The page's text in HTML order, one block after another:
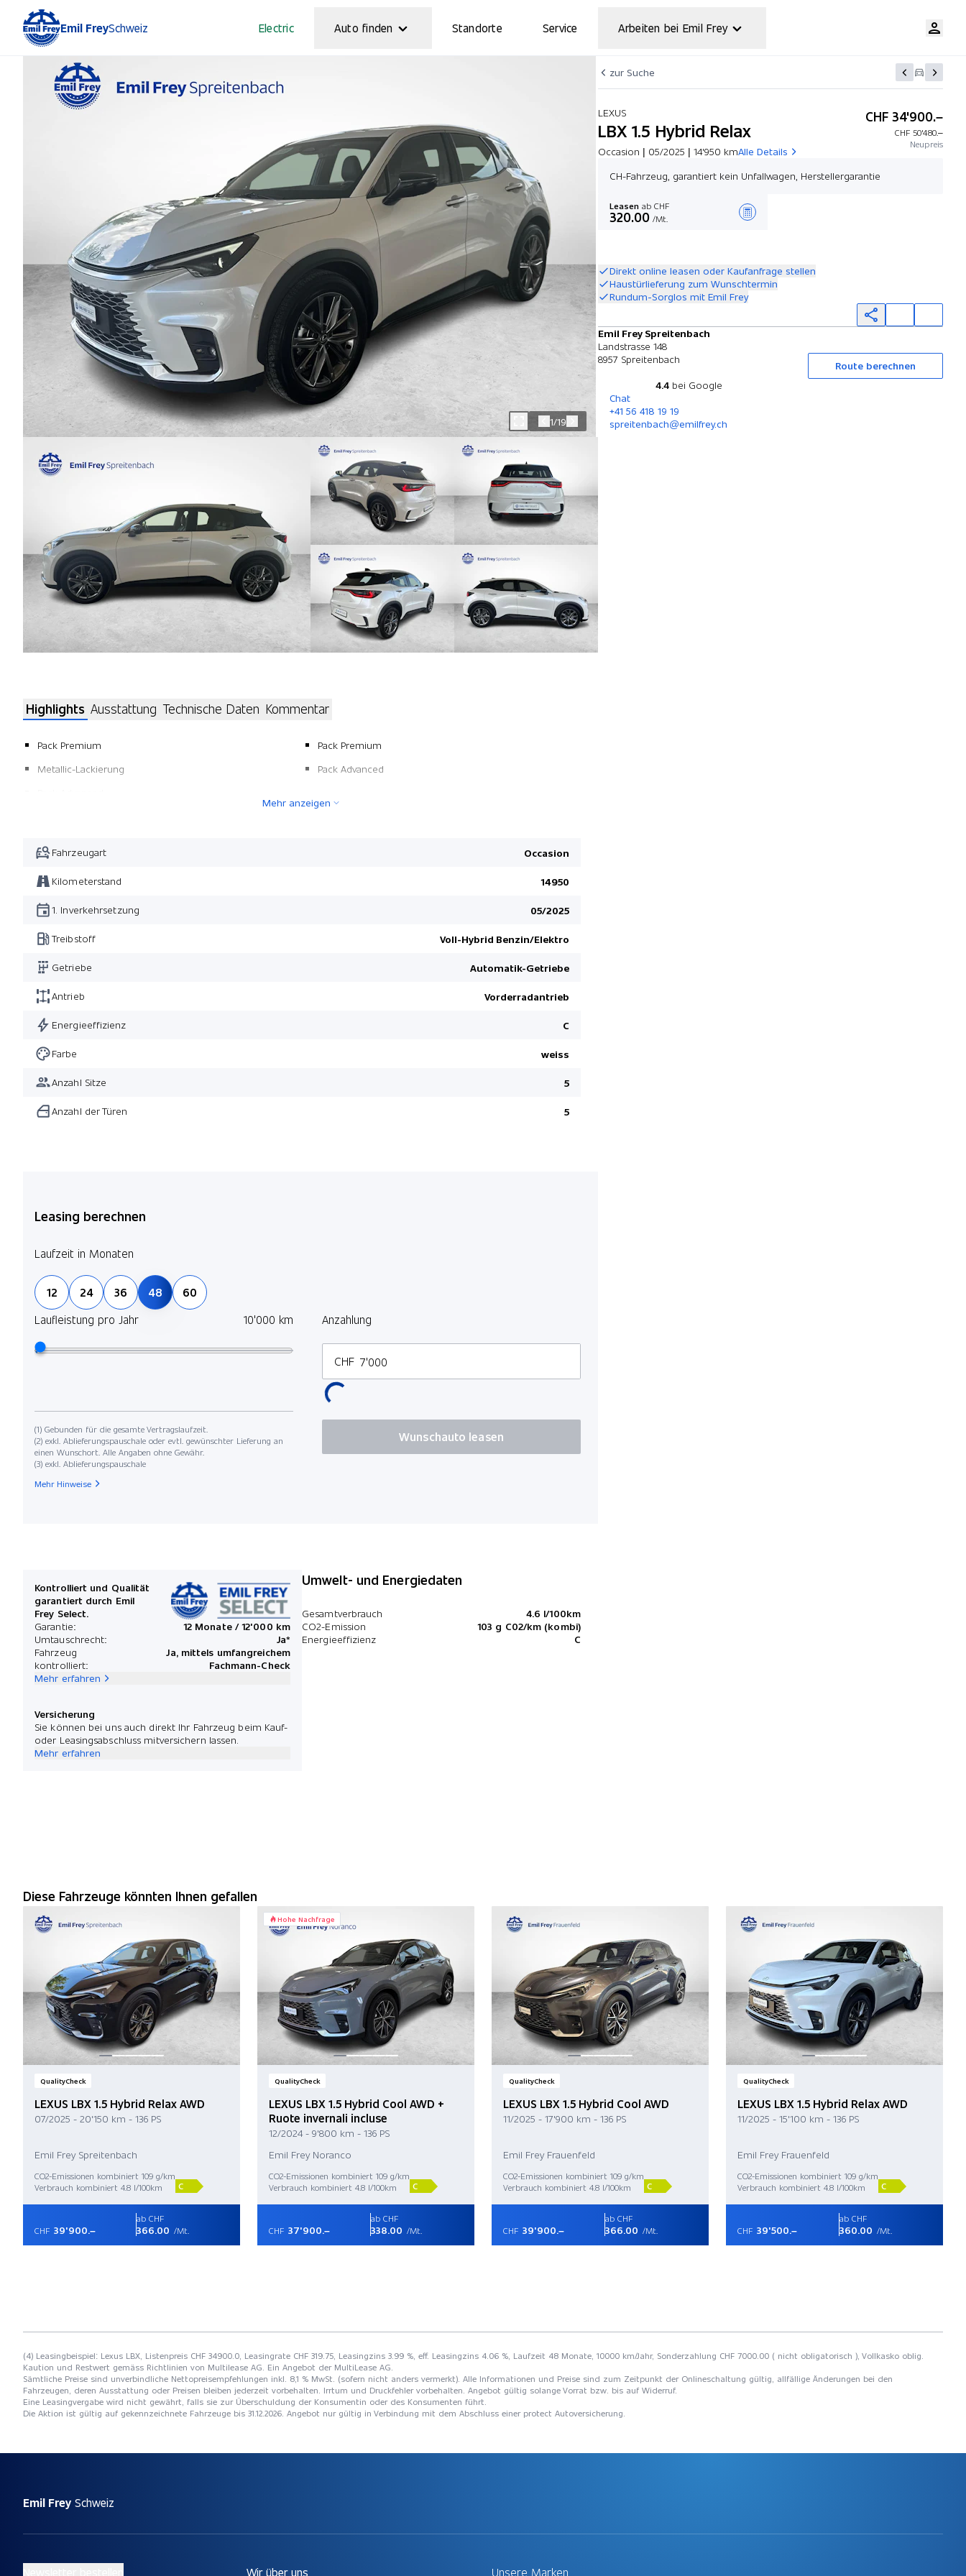
Emil FreySchweiz Electric Auto finden Standorte Service Arbeiten bei Emil Frey
zur Suche
LEXUS
LBX 1.5 Hybrid Relax
Occasion | 05/2025 | 14'950 kmAlle Details
CHF 34'900.–
CHF 50'480.–
Neupreis
CH-Fahrzeug, garantiert kein Unfallwagen, Herstellergarantie
Leasen ab CHF
320.00 /Mt.
Direkt online leasen oder Kaufanfrage stellen
Haustürlieferung zum Wunschtermin
Rundum-Sorglos mit Emil Frey
Emil Frey Spreitenbach
Landstrasse 148
8957 Spreitenbach
Route berechnen
4.4 bei Google
Chat
+41 56 418 19 19
spreitenbach@emilfrey.ch
1/19
Highlights Ausstattung Technische Daten Kommentar
Pack Premium
Metallic-Lackierung
Pack Premium
Pack Advanced
Mehr anzeigen
Fahrzeugart Occasion
Kilometerstand 14950
1. Inverkehrsetzung 05/2025
Treibstoff Voll-Hybrid Benzin/Elektro
Getriebe Automatik-Getriebe
Antrieb Vorderradantrieb
Energieeffizienz C
Farbe weiss
Anzahl Sitze 5
Anzahl der Türen 5
Leasing berechnen
Laufzeit in Monaten
12 24 36 48
60
Laufleistung pro Jahr
10'000 km Anzahlung
CHF
(1) Gebunden für die gesamte Vertragslaufzeit.
(2) exkl. Ablieferungspauschale oder evtl. gewünschter Lieferung an
einen Wunschort. Alle Angaben ohne Gewähr.
(3) exkl. Ablieferungspauschale
Wunschauto leasen
Mehr Hinweise
Kontrolliert und Qualität
garantiert durch Emil
Frey Select.
Garantie:
12 Monate / 12'000 km
Umtauschrecht:
Ja*
Fahrzeug
kontrolliert:
Ja, mittels umfangreichem
Fachmann-Check
Mehr erfahren
Versicherung
Sie können bei uns auch direkt Ihr Fahrzeug beim Kauf-
oder Leasingsabschluss mitversichern lassen.
Mehr erfahren
Umwelt- und Energiedaten
Gesamtverbrauch
4.6 l/100km
CO2-Emission
103 g C02/km (kombi)
Energieeffizienz
C
Diese Fahrzeuge könnten Ihnen gefallen
QualityCheck
LEXUS LBX 1.5 Hybrid Relax AWD
07/2025 - 20'150 km - 136 PS
Emil Frey Spreitenbach
CO2-Emissionen kombiniert 109 g/km
Verbrauch kombiniert 4.8 l/100km
C
CHF 39'900.–
ab CHF
366.00 /Mt.
Hohe Nachfrage
QualityCheck
LEXUS LBX 1.5 Hybrid Cool AWD +
Ruote invernali incluse
12/2024 - 9'800 km - 136 PS
Emil Frey Noranco
CO2-Emissionen kombiniert 109 g/km
Verbrauch kombiniert 4.8 l/100km
C
CHF 37'900.–
ab CHF
338.00 /Mt.
QualityCheck
LEXUS LBX 1.5 Hybrid Cool AWD
11/2025 - 17'900 km - 136 PS
Emil Frey Frauenfeld
CO2-Emissionen kombiniert 109 g/km
Verbrauch kombiniert 4.8 l/100km
C
CHF 39'900.–
ab CHF
366.00 /Mt.
QualityCheck
LEXUS LBX 1.5 Hybrid Relax AWD
11/2025 - 15'100 km - 136 PS
Emil Frey Frauenfeld
CO2-Emissionen kombiniert 109 g/km
Verbrauch kombiniert 4.8 l/100km
C
CHF 39'500.–
ab CHF
360.00 /Mt.
(4) Leasingbeispiel: Lexus LBX, Listenpreis CHF 34900.0, Leasingrate CHF 319.75, Leasingzins 3.99 %, eff. Leasingzins 4.06 %, Laufzeit 48 Monate, 10000 km/Jahr, Sonderzahlung CHF 7000.00 ( nicht obligatorisch ), Vollkasko oblig.
Kaution und Restwert gemäss Richtlinien von Multilease AG. Ein Angebot der MultiLease AG.
Sämtliche Preise sind unverbindliche Nettopreisempfehlungen inkl. 8,1 % MwSt. (sofern nicht anders vermerkt). Alle Informationen und Preise sind zum Zeitpunkt der Onlineschaltung gültig, allfällige Änderungen bei den
Fahrzeugen, deren Ausstattung oder Preisen bleiben jederzeit vorbehalten. Irrtum und Druckfehler vorbehalten. Angebot gültig solange Vorrat bzw. bis auf Widerruf.
Eine Leasingvergabe wird nicht gewährt, falls sie zur Überschuldung der Konsumentin oder des Konsumenten führt.
Die Aktion ist gültig auf gekennzeichnete Fahrzeuge bis 31.12.2026. Angebot nur gültig in Verbindung mit dem Abschluss einer protect Autoversicherung.
Emil Frey Schweiz
Wir über uns Unsere Marken